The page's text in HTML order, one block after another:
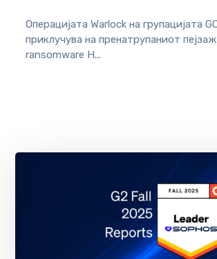
Операцијата Warlock на групацијата
приклучува на пренатрупаниот
ransomware Н...